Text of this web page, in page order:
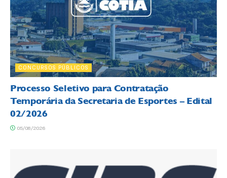
CONCURSOS PÚBLICOS
Processo Seletivo para Contratação
Temporária da Secretaria de Esportes – Edital
02/2026
05/08/2026